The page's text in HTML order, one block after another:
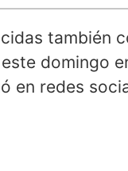
también
domingo
en redes